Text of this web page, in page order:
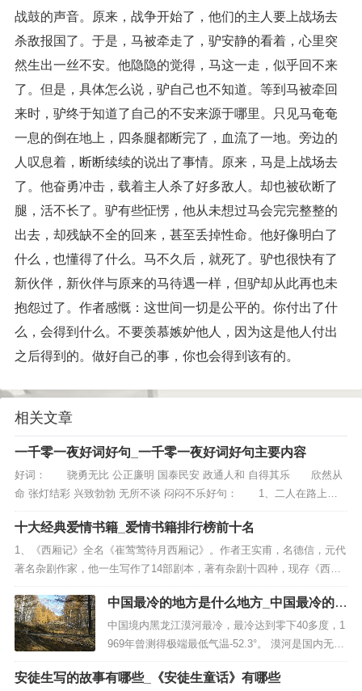
战鼓的声音。原来，战争开始了，他们的主人要上战场去
杀敌报国了。于是，马被牵走了，驴安静的看着，心里突
然生出一丝不安。他隐隐的觉得，马这一走，似乎回不来
了。但是，具体怎么说，驴自己也不知道。等到马被牵回
来时，驴终于知道了自己的不安来源于哪里。只见马奄奄
一息的倒在地上，四条腿都断完了，血流了一地。旁边的
人叹息着，断断续续的说出了事情。原来，马是上战场去
了。他奋勇冲击，载着主人杀了好多敌人。却也被砍断了
腿，活不长了。驴有些怔愣，他从未想过马会完完整整的
出去，却残缺不全的回来，甚至丢掉性命。他好像明白了
什么，也懂得了什么。马不久后，就死了。驴也很快有了
新伙伴，新伙伴与原来的马待遇一样，但驴却从此再也未
抱怨过了。作者感慨：这世间一切是公平的。你付出了什
么，会得到什么。不要羡慕嫉妒他人，因为这是他人付出
之后得到的。做好自己的事，你也会得到该有的。
相关文章
一千零一夜好词好句_一千零一夜好词好句主要内容
好词： 骁勇无比 公正廉明 国泰民安 政通人和 自得其乐 欣然从
命 张灯结彩 兴致勃勃 无所不谈 闷闷不乐好句： 1、二人在路上不
知走了多少天，过了多少夜，跋山涉水，风尘仆仆，直到来到一个草地
的...
十大经典爱情书籍_爱情书籍排行榜前十名
1、《西厢记》全名《崔莺莺待月西厢记》。作者王实甫，名德信，元代
著名杂剧作家，他一生写作了14部剧本，著有杂剧十四种，现存《西厢
记》、《丽春堂》、《破窑记》三种。《破窑记》写刘月娥和吕蒙正悲
欢离合的故...
中国最冷的地方是什么地方_中国最冷的地
方是什么地方哈尔滨
中国境内黑龙江漠河最冷，最冷达到零下40多度，1
969年曾测得极端最低气温-52.3°。 漠河是国内无污
染的天然净土之一，是国家生态安全重要保障区、
黑龙江省生态功能保护区，全年“优良”空气天数达35
安徒生写的故事有哪些_《安徒生童话》有哪些